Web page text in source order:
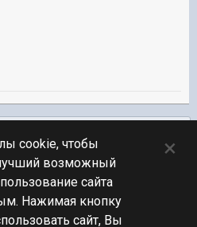
cookie, чтобы
возможный
сайта
Нажимая кнопку
сайт, Вы
×